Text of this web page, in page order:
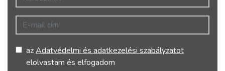
E-mail cím
azAdatvédelmi és adatkezelési szabályzatot
elolvastam és elfogadom